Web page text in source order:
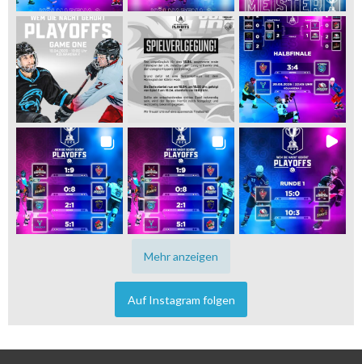
Mehr anzeigen
Auf Instagram folgen